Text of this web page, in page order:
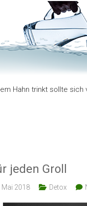
Hahn trinkt sollte sich
jeden Groll
Mai 2018 Detox